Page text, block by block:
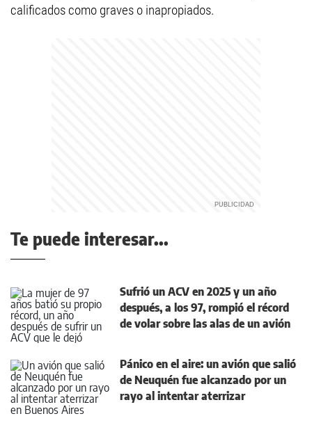
calificados como graves o inapropiados.
Te puede interesar...
Sufrió un ACV en 2025 y un año
después, a los 97, rompió el récord
de volar sobre las alas de un avión
Pánico en el aire: un avión que salió
de Neuquén fue alcanzado por un
rayo al intentar aterrizar